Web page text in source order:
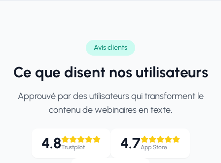
Avis clients
Ce que disent nos utilisateurs
Approuvé par des utilisateurs qui transforment le
contenu de webinaires en texte.
4.8Trustpilot 4.7App Store